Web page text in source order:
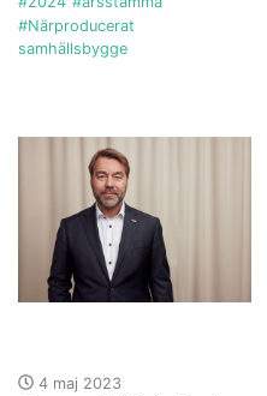
#Närproducerat
samhällsbygge
4 maj 2023